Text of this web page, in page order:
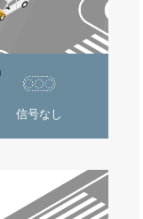
信号なし